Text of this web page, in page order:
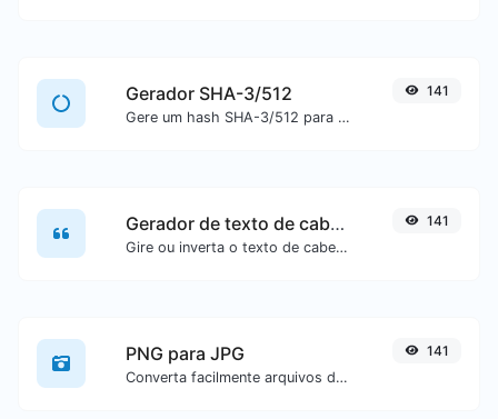
Gerador SHA-3/512
Gere um hash SHA-3/512 para qualquer entrada de texto.
141
Gerador de texto de cabeça para baixo
Gire ou inverta o texto de cabeça para baixo com facilidade.
141
PNG para JPG
Converta facilmente arquivos de imagem PNG para JPG.
141